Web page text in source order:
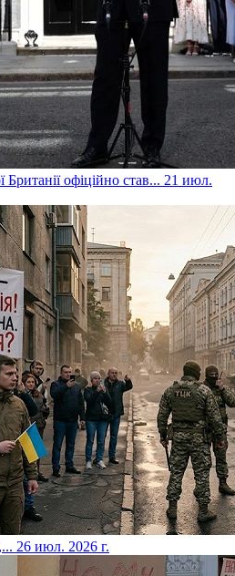
офіційно став... 21 июл.
26 июл. 2026 г.